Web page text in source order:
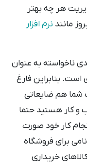
هر چه بهتر
مانند نرم افزار
ناخواسته به عنوان
بنابراین فارغ
شما هم ضایعاتی
و کار هستید حتما
کار خود صورت
برای فروشگاه
خریداری